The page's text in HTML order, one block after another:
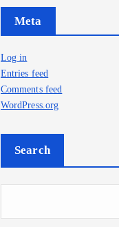
Meta
Log in
Entries feed
Comments feed
WordPress.org
Search